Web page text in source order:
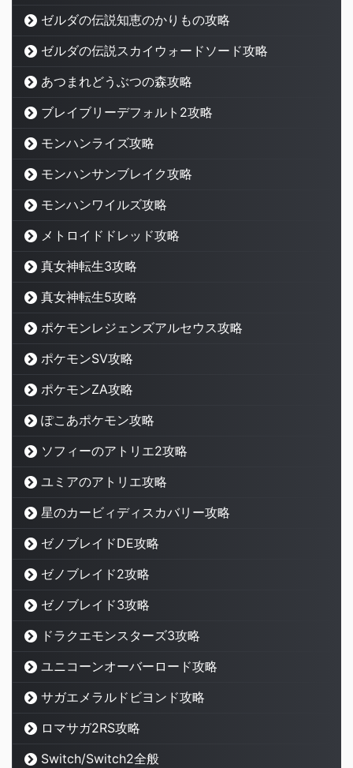
ゼルダの伝説知恵のかりもの攻略
ゼルダの伝説スカイウォードソード攻略
あつまれどうぶつの森攻略
ブレイブリーデフォルト2攻略
モンハンライズ攻略
モンハンサンブレイク攻略
モンハンワイルズ攻略
メトロイドドレッド攻略
真女神転生3攻略
真女神転生5攻略
ポケモンレジェンズアルセウス攻略
ポケモンSV攻略
ポケモンZA攻略
ぽこあポケモン攻略
ソフィーのアトリエ2攻略
ユミアのアトリエ攻略
星のカービィディスカバリー攻略
ゼノブレイドDE攻略
ゼノブレイド2攻略
ゼノブレイド3攻略
ドラクエモンスターズ3攻略
ユニコーンオーバーロード攻略
サガエメラルドビヨンド攻略
ロマサガ2RS攻略
Switch/Switch2全般